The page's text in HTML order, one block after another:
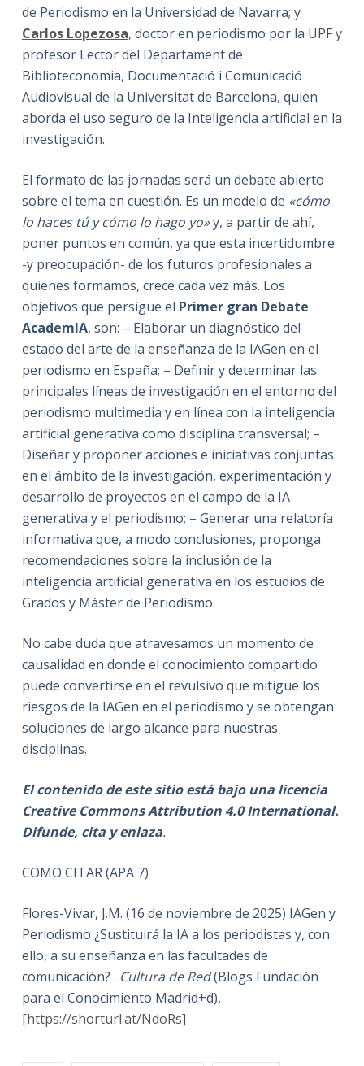
de Periodismo en la Universidad de Navarra; y
Carlos Lopezosa, doctor en periodismo por la UPF y
profesor Lector del Departament de
Biblioteconomia, Documentació i Comunicació
Audiovisual de la Universitat de Barcelona, quien
aborda el uso seguro de la Inteligencia artificial en la
investigación.
El formato de las jornadas será un debate abierto
sobre el tema en cuestión. Es un modelo de «cómo
lo haces tú y cómo lo hago yo»y, a partir de ahí,
poner puntos en común, ya que esta incertidumbre
-y preocupación- de los futuros profesionales a
quienes formamos, crece cada vez más. Los
objetivos que persigue el Primer gran Debate
AcademIA, son: – Elaborar un diagnóstico del
estado del arte de la enseñanza de la IAGen en el
periodismo en España; – Definir y determinar las
principales líneas de investigación en el entorno del
periodismo multimedia y en línea con la inteligencia
artificial generativa como disciplina transversal; –
Diseñar y proponer acciones e iniciativas conjuntas
en el ámbito de la investigación, experimentación y
desarrollo de proyectos en el campo de la IA
generativa y el periodismo; – Generar una relatoría
informativa que, a modo conclusiones, proponga
recomendaciones sobre la inclusión de la
inteligencia artificial generativa en los estudios de
Grados y Máster de Periodismo.
No cabe duda que atravesamos un momento de
causalidad en donde el conocimiento compartido
puede convertirse en el revulsivo que mitigue los
riesgos de la IAGen en el periodismo y se obtengan
soluciones de largo alcance para nuestras
disciplinas.
El contenido de este sitio está bajo una licencia
Creative Commons Attribution 4.0 International.
Difunde, cita y enlaza.
COMO CITAR (APA 7)
Flores-Vivar, J.M. (16 de noviembre de 2025) IAGen y
Periodismo ¿Sustituirá la IA a los periodistas y, con
ello, a su enseñanza en las facultades de
comunicación? . Cultura de Red(Blogs Fundación
para el Conocimiento Madrid+d),
[https://shorturl.at/NdoRs]